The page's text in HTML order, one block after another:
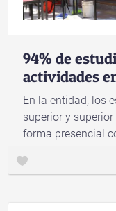
94% de
actividades
En la entidad, los
superior y
forma presencial